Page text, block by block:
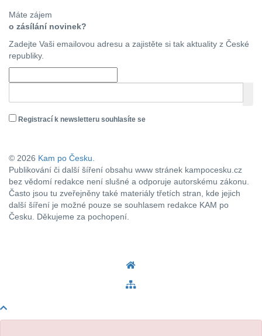
Máte zájem
o zásílání novinek?
Zadejte Vaši emailovou adresu a zajistěte si tak aktuality z České
republiky.
Registrací k newsletteru souhlasíte se
© 2026 Kam po Česku.
Publikování či další šíření obsahu www stránek kampocesku.cz
bez vědomí redakce není slušné a odporuje autorskému zákonu.
Často jsou tu zveřejněny také materiály třetích stran, kde jejich
další šíření je možné pouze se souhlasem redakce KAM po
Česku. Děkujeme za pochopení.